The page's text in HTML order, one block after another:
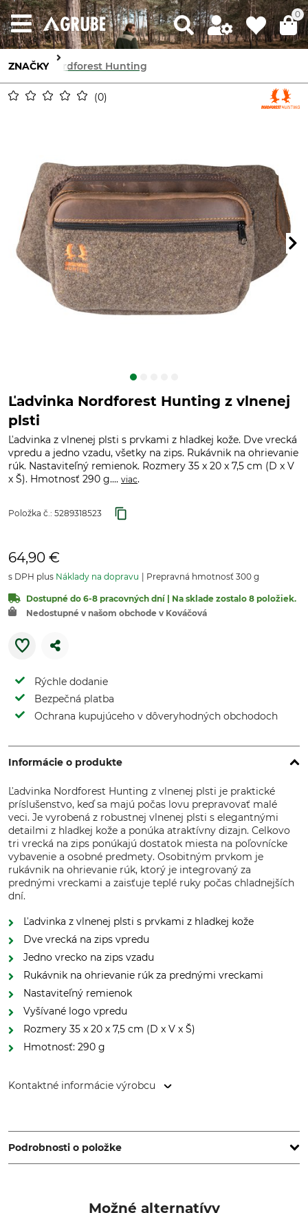
0
ZNAČKY Nordforest Hunting
0
Ľadvinka Nordforest Hunting z vlnenej
plsti
Ľadvinka z vlnenej plsti s prvkami z hladkej kože. Dve vrecká
vpredu a jedno vzadu, všetky na zips. Rukávnik na ohrievanie
rúk. Nastaviteľný remienok. Rozmery 35 x 20 x 7,5 cm (D x V
x Š). Hmotnosť 290 g.... viac.
Položka č.: 5289318523
64,90 €
s DPH plus Náklady na dopravu Prepravná hmotnosť 300 g
Dostupné do 6-8 pracovných dní | Na sklade zostalo 8 položiek.
Nedostupné v našom obchode v Kováčová
Rýchle dodanie
Bezpečná platba
Ochrana kupujúceho v dôveryhodných obchodoch
Informácie o produkte
Ľadvinka Nordforest Hunting z vlnenej plsti je praktické
príslušenstvo, keď sa majú počas lovu prepravovať malé
veci. Je vyrobená z robustnej vlnenej plsti s elegantnými
detailmi z hladkej kože a ponúka atraktívny dizajn. Celkovo
tri vrecká na zips ponúkajú dostatok miesta na poľovnícke
vybavenie a osobné predmety. Osobitným prvkom je
rukávnik na ohrievanie rúk, ktorý je integrovaný za
prednými vreckami a zaisťuje teplé ruky počas chladnejších
dní.
Ľadvinka z vlnenej plsti s prvkami z hladkej kože
Dve vrecká na zips vpredu
Jedno vrecko na zips vzadu
Rukávnik na ohrievanie rúk za prednými vreckami
Nastaviteľný remienok
Vyšívané logo vpredu
Rozmery 35 x 20 x 7,5 cm (D x V x Š)
Hmotnosť: 290 g
Kontaktné informácie výrobcu
www.grube.de
Podrobnosti o položke
Možné alternatívy